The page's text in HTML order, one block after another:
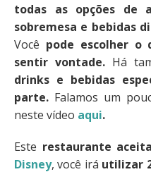
todas as opções de
sobremesa e bebidas
Você pode escolher o
sentir vontade. Há
drinks e bebidas
parte. Falamos um
neste vídeo aqui.
Este restaurante aceita
Disney, você irá utilizar